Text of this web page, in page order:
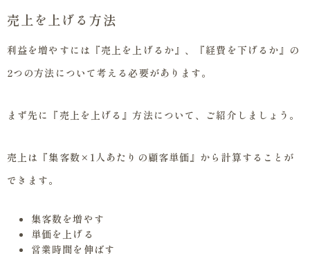
売上を上げる方法
利益を増やすには『売上を上げるか』、『経費を下げるか』の
2つの方法について考える必要があります。
まず先に『売上を上げる』方法について、ご紹介しましょう。
売上は『集客数×1人あたりの顧客単価』から計算することが
できます。
集客数を増やす
単価を上げる
営業時間を伸ばす